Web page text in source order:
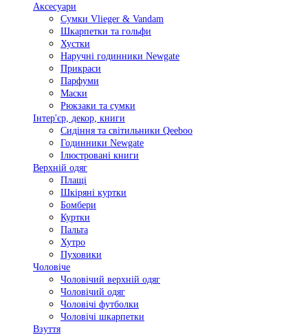
Аксесуари
Сумки Vlieger & Vandam
Шкарпетки та гольфи
Хустки
Наручні годинники Newgate
Прикраси
Парфуми
Маски
Рюкзаки та сумки
Інтер'єр, декор, книги
Сидіння та світильники Qeeboo
Годинники Newgate
Ілюстровані книги
Верхній одяг
Плащі
Шкіряні куртки
Бомбери
Куртки
Пальта
Хутро
Пуховики
Чоловіче
Чоловічий верхній одяг
Чоловічий одяг
Чоловічі футболки
Чоловічі шкарпетки
Взуття